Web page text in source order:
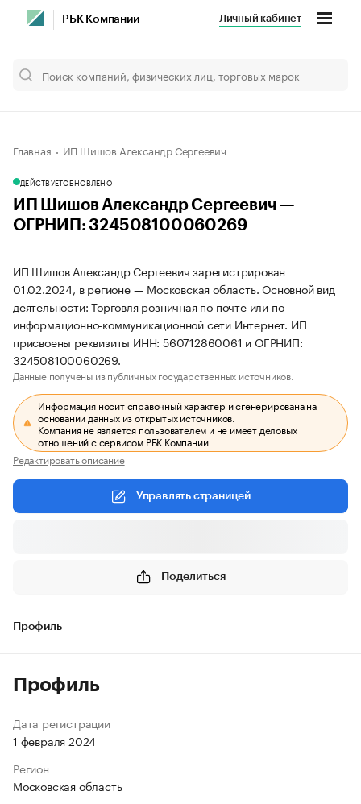
РБК Компании Личный кабинет
Главная ИП Шишов Александр Сергеевич
ДЕЙСТВУЕТОБНОВЛЕНО
ИП Шишов Александр Сергеевич —
ОГРНИП: 324508100060269
ИП Шишов Александр Сергеевич зарегистрирован
01.02.2024, в регионе — Московская область. Основной вид
деятельности: Торговля розничная по почте или по
информационно-коммуникационной сети Интернет. ИП
присвоены реквизиты ИНН: 560712860061 и ОГРНИП:
324508100060269.
Данные получены из публичных государственных источников.
Информация носит справочный характер и сгенерирована на
основании данных из открытых источников.
Компания не является пользователем и не имеет деловых
отношений с сервисом РБК Компании.
Редактировать описание
Управлять страницей
Поделиться
Профиль
Профиль
Дата регистрации
1 февраля 2024
Регион
Московская область